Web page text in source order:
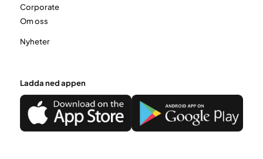
Corporate
Om oss
Nyheter
Ladda ned appen